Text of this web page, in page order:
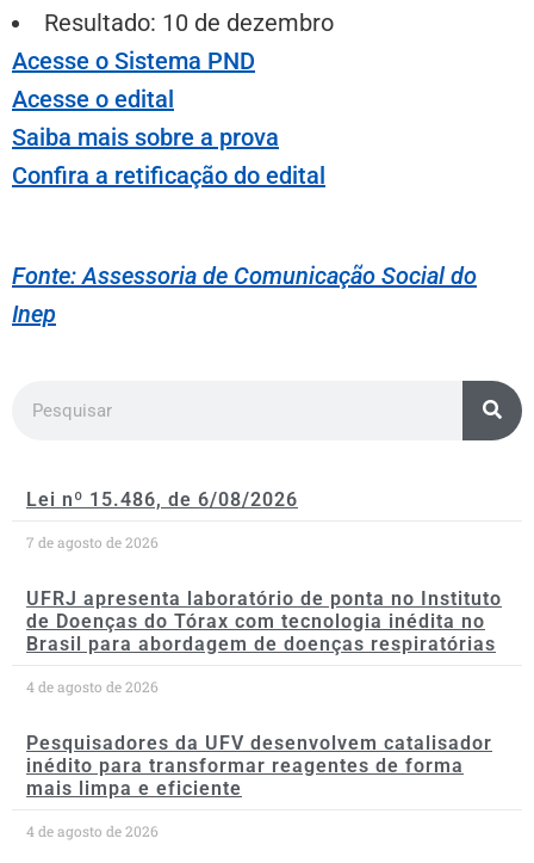
Resultado: 10 de dezembro
Acesse o Sistema PND
Acesse o edital
Saiba mais sobre a prova
Confira a retificação do edital
Fonte: Assessoria de Comunicação Social do
Inep
Lei nº 15.486, de 6/08/2026
7 de agosto de 2026
UFRJ apresenta laboratório de ponta no Instituto
de Doenças do Tórax com tecnologia inédita no
Brasil para abordagem de doenças respiratórias
4 de agosto de 2026
Pesquisadores da UFV desenvolvem catalisador
inédito para transformar reagentes de forma
mais limpa e eficiente
4 de agosto de 2026